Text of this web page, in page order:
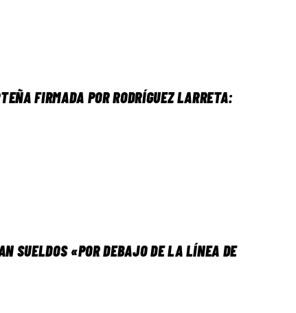
FIRMADA POR RODRÍGUEZ LARRETA:
SUELDOS «POR DEBAJO DE LA LÍNEA DE